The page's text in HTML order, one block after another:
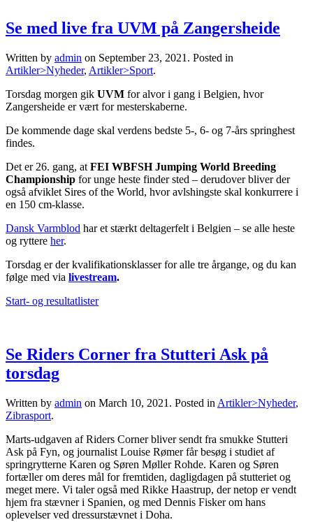
Se med live fra UVM på Zangersheide
Written by admin on September 23, 2021 . Posted in
Artikler>Nyheder, Artikler>Sport.
Torsdag morgen gik UVM for alvor i gang i Belgien, hvor
Zangersheide er vært for mesterskaberne.
De kommende dage skal verdens bedste 5-, 6- og 7-års springhest
findes.
Det er 26. gang, at FEI WBFSH Jumping World Breeding
Championship for unge heste finder sted – derudover bliver der
også afviklet Sires of the World, hvor avlshingste skal konkurrere i
en 150 cm-klasse.
Dansk Varmblod har et stærkt deltagerfelt i Belgien – se alle heste
og ryttere her.
Torsdag er der kvalifikationsklasser for alle tre årgange, og du kan
følge med via livestream.
Start- og resultatlister
Se Riders Corner fra Stutteri Ask på
torsdag
Written by admin on March 10, 2021 . Posted in Artikler>Nyheder,
Zibrasport.
Marts-udgaven af Riders Corner bliver sendt fra smukke Stutteri
Ask på Fyn, og journalist Louise Rømer får besøg i studiet af
springrytterne Karen og Søren Møller Rohde. Karen og Søren
fortæller om deres mål for fremtiden, dagligdagen på stutteriet og
meget mere. Vi taler også med Rikke Haastrup, der netop er vendt
hjem fra stævner i Spanien, og med Dennis Fisker om hans
oplevelser ved dressurstævnet i Doha.